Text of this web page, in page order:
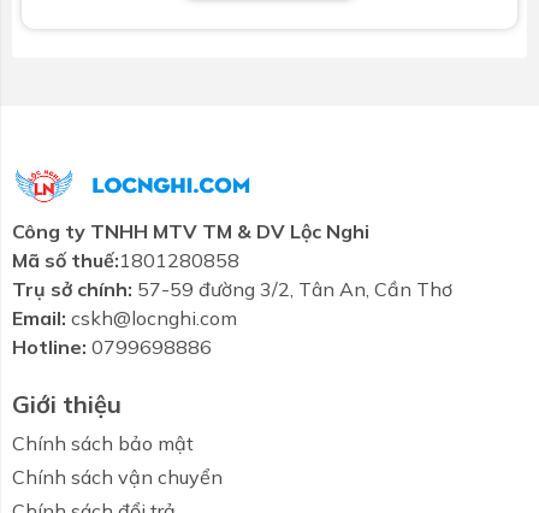
Vị trí lắp vòi: Trên bàn
Ưu điểm của chậu rửa TOTO LT5716#XW
Thiết kế rộng, tạo sự thoải mái cho người dùng
Dễ kết hợp với các mẫu vòi chậu phổ biến
Có lỗ thoát tràn đảm bảo an toàn khi sử dụng
Công ty TNHH MTV TM & DV Lộc Nghi
Mã số thuế:1801280858
Trụ sở chính: 57-59 đường 3/2, Tân An, Cần Thơ
Email: cskh@locnghi.com
Hotline: 0799698886
Giới thiệu
Chính sách bảo mật
Chính sách vận chuyển